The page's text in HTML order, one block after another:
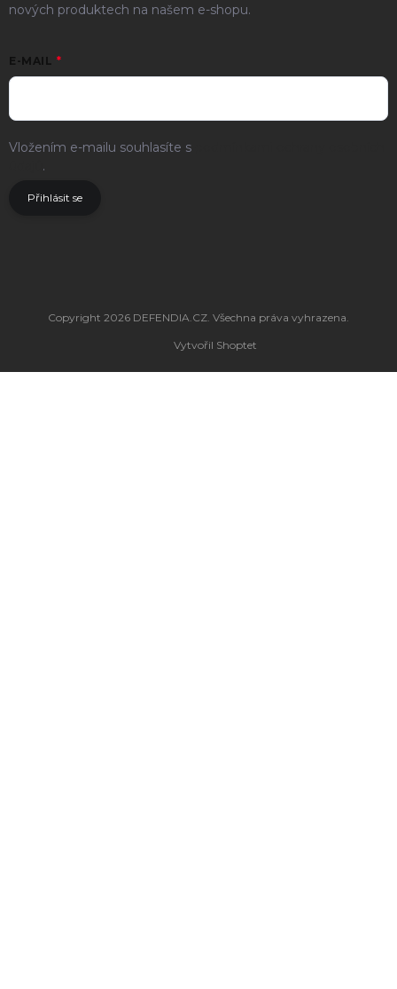
nových produktech na našem e-shopu.
E-MAIL
Vložením e-mailu souhlasíte s
.
Přihlásit se
Vytvořil Shoptet
Copyright 2026 DEFENDIA.CZ . Všechna práva vyhrazena.